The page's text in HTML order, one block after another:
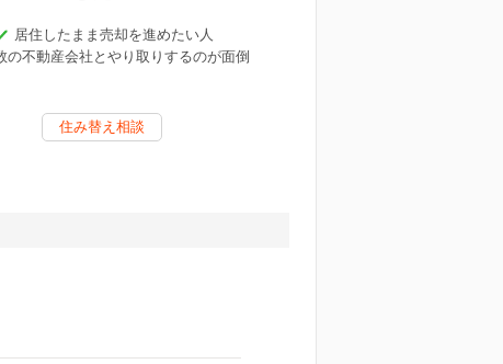
居住したまま売却を進めたい人
の不動産会社とやり取りするのが面倒
住み替え相談